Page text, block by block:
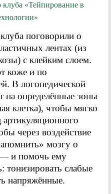
клуба «Тейпирование в
поговорили о
лентах (из
с клейким слоем.
коже и по
В логопедической
на определённые зоны
клетка), чтобы мягко
через воздействие
мозгу о
и помочь ему
тонизировать слабые
напряжённые.